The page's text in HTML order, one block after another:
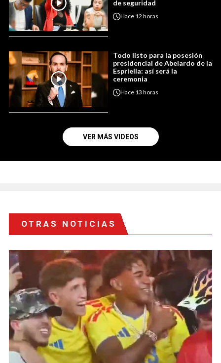
de seguridad
Hace 12 horas
Todo listo para la posesión
presidencial de Abelardo de la
Espriella: así será la
ceremonia
Hace 13 horas
VER MÁS VIDEOS
OTRAS NOTICIAS